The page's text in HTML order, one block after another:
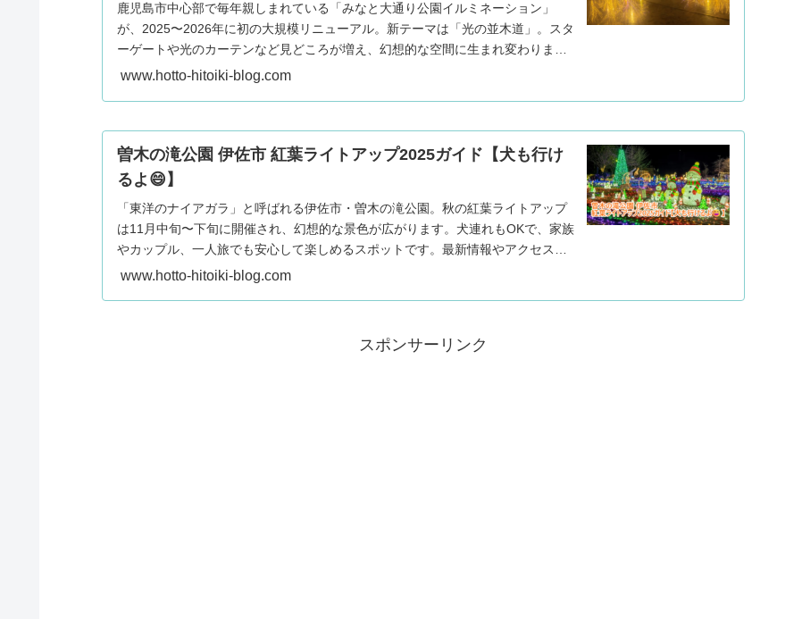
鹿児島市中心部で毎年親しまれている「みなと大通り公園イルミネーション」
が、2025〜2026年に初の大規模リニューアル。新テーマは「光の並木道」。スタ
ーゲートや光のカーテンなど見どころが増え、幻想的な空間に生まれ変わりまし
た。開催日程・アクセス・駐車場情報、混雑や雨天時の注意点まで、初めての方
www.hotto-hitoiki-blog.com
曽木の滝公園 伊佐市 紅葉ライトアップ2025ガイド【犬も行け
るよ😄】
「東洋のナイアガラ」と呼ばれる伊佐市・曽木の滝公園。秋の紅葉ライトアップ
は11月中旬〜下旬に開催され、幻想的な景色が広がります。犬連れもOKで、家族
やカップル、一人旅でも安心して楽しめるスポットです。最新情報やアクセス、
混雑回避のコツを紹介します。
www.hotto-hitoiki-blog.com
スポンサーリンク